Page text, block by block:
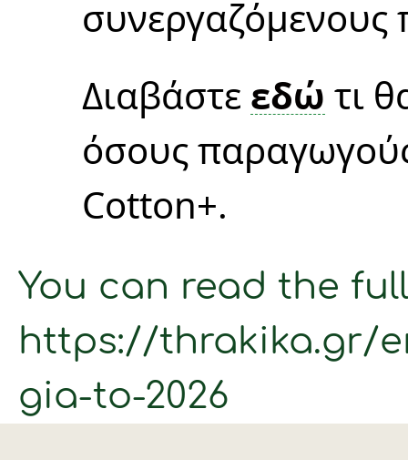
Διαβάστε εδώ τι
όσους
Cotton+.
You can read the
https://thrakika.gr/
gia-to-2026